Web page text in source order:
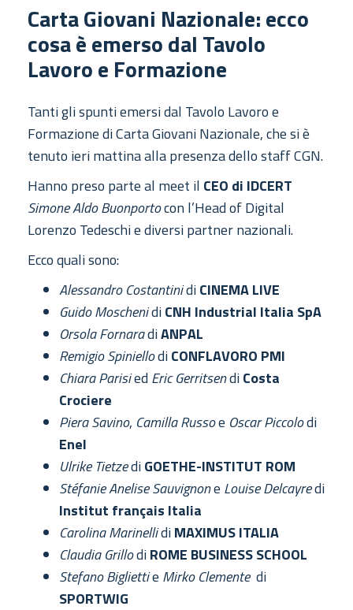
Carta Giovani Nazionale: ecco
cosa è emerso dal Tavolo
Lavoro e Formazione
Tanti gli spunti emersi dal Tavolo Lavoro e
Formazione di Carta Giovani Nazionale, che si è
tenuto ieri mattina alla presenza dello staff CGN.
Hanno preso parte al meet il CEO di IDCERT
Simone Aldo Buonportocon l’Head of Digital
Lorenzo Tedeschi e diversi partner nazionali.
Ecco quali sono:
Alessandro CostantinidiCINEMA LIVE
Guido MoschenidiCNH Industrial Italia SpA
Orsola FornaradiANPAL
Remigio SpiniellodiCONFLAVORO PMI
Chiara Parisied Eric GerritsendiCosta
Crociere
Piera Savino, Camilla Russoe Oscar Piccolodi
Enel
Ulrike TietzediGOETHE-INSTITUT ROM
Stéfanie Anelise Sauvignone Louise Delcayredi
Institut français Italia
Carolina MarinellidiMAXIMUS ITALIA
Claudia GrillodiROME BUSINESS SCHOOL
Stefano Bigliettie Mirko Clementedi
SPORTWIG